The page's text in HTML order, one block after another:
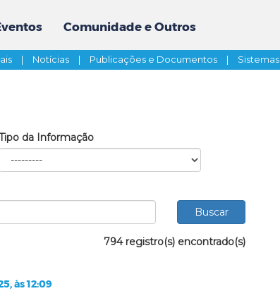
Comunidade e Outros
| Notícias | Publicações e Documentos | Sistemas
da Informação
794 registro(s) encontrado(s)
às 12:09